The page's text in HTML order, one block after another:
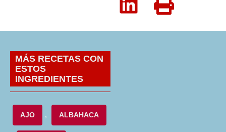
MÁS RECETAS CON
ESTOS
INGREDIENTES
AJO , ALBAHACA